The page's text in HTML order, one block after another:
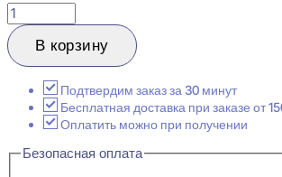
Количество
товара
Evroplast
1.51.378
10x22x2000
В корзину
Подтвердим заказ за 30 минут
Бесплатная доставка при заказе от
Оплатить можно при получении
Безопасная оплата